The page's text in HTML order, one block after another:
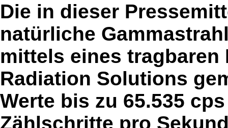
Die in dieser
natürliche
mittels eines tragbaren
Radiation Solutions
Werte bis zu 65.535
Zählschritte pro